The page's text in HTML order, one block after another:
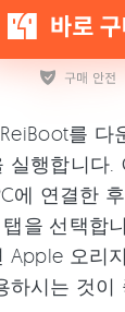
를 다
실행합니다.
에 연결한
탭을 선택합
Apple 오리
하시는 것이